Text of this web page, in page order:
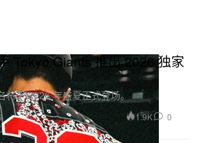
Tokyo Giants 推出 2026 独家
于 2026 年盛夏正式登场。
1.9K 0